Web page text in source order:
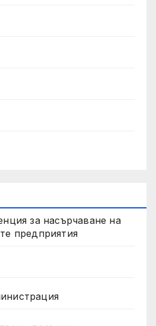
за насърчаване на
предприятия